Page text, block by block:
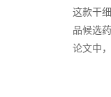
这款干
品候选
论文中